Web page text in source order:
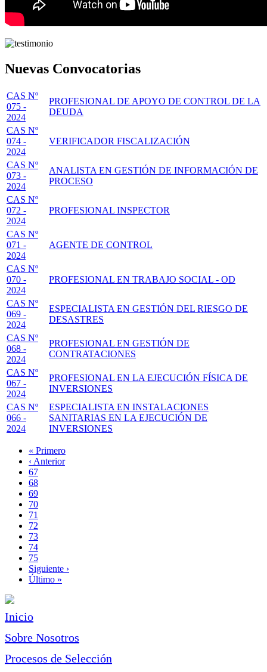
Nuevas Convocatorias
CAS Nº
075 -
2024
PROFESIONAL DE APOYO DE CONTROL DE LA
DEUDA
CAS Nº
074 -
2024
VERIFICADOR FISCALIZACIÓN
CAS Nº
073 -
2024
ANALISTA EN GESTIÓN DE INFORMACIÓN DE
PROCESO
CAS Nº
072 -
2024
PROFESIONAL INSPECTOR
CAS Nº
071 -
2024
AGENTE DE CONTROL
CAS Nº
070 -
2024
PROFESIONAL EN TRABAJO SOCIAL - OD
CAS Nº
069 -
2024
ESPECIALISTA EN GESTIÓN DEL RIESGO DE
DESASTRES
CAS Nº
068 -
2024
PROFESIONAL EN GESTIÓN DE
CONTRATACIONES
CAS Nº
067 -
2024
PROFESIONAL EN LA EJECUCIÓN FÍSICA DE
INVERSIONES
CAS Nº
066 -
2024
ESPECIALISTA EN INSTALACIONES
SANITARIAS EN LA EJECUCIÓN DE
INVERSIONES
Paginación
Primera
página
« Primero
Página
anterior
‹ Anterior
Page
67
Page
68
Page
69
Page
70
Página
actual
71
Page
72
Page
73
Page
74
Page
75
Siguiente
página
Siguiente ›
Última
Último »
Inicio
Sobre Nosotros
Procesos de Selección